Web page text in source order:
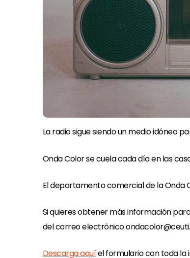
La radio sigue siendo un medio idóneo
Onda Color se cuela cada día en las
El departamento comercial de la Onda
Si quieres obtener más información
del correo electrónico
Descarga aquíel formulario con toda la